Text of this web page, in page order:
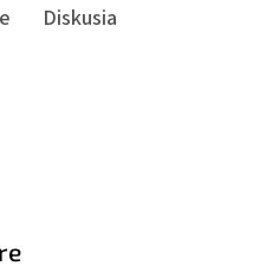
Diskusia